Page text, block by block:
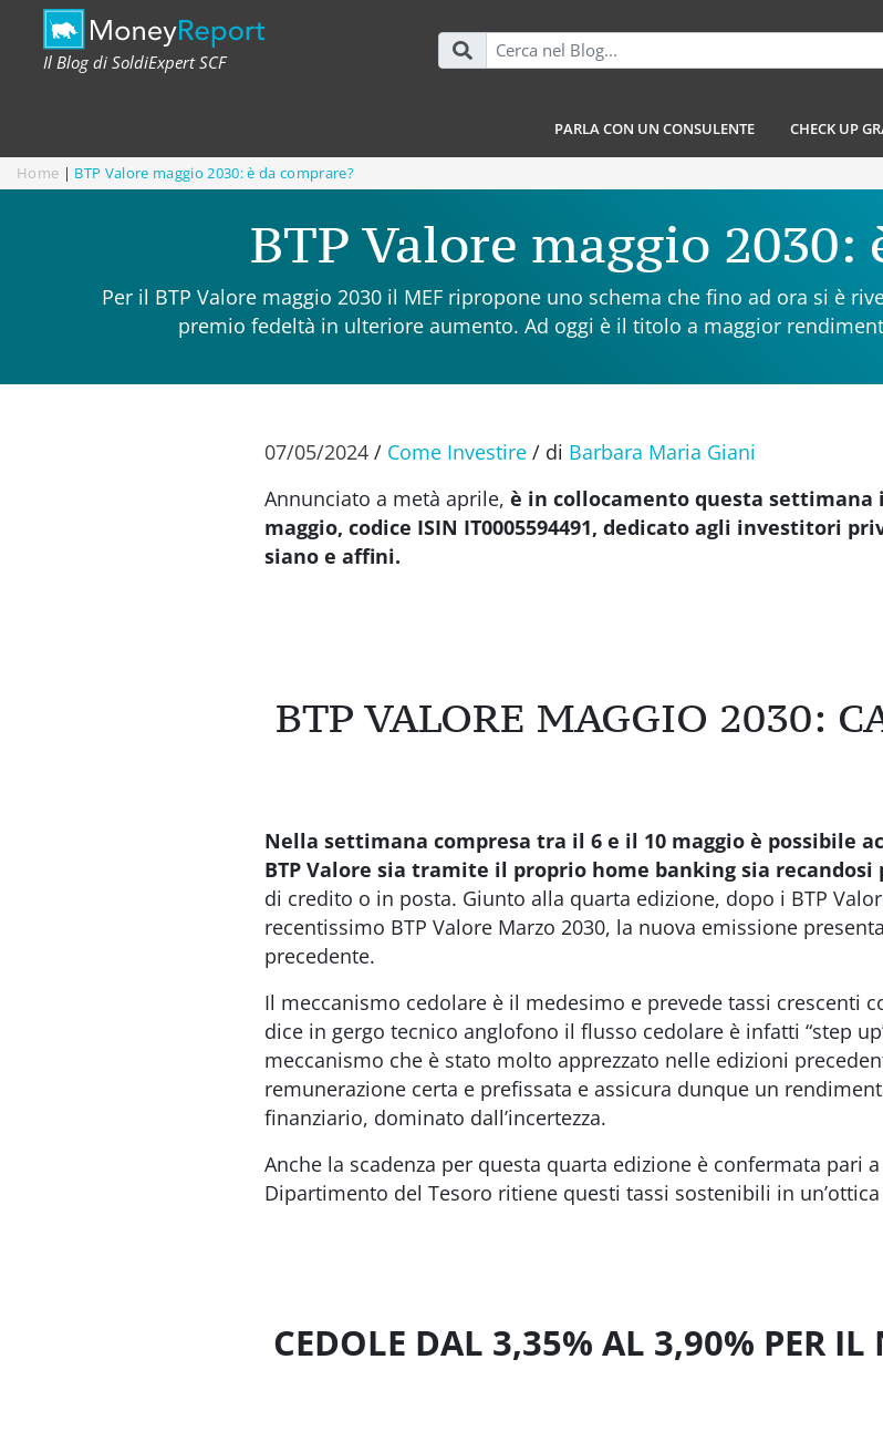
Il Blog di SoldiExpert SCF
PARLA CON UN CONSULENTE CHECK UP
Home | BTP Valore maggio 2030: è da comprare?
BTP Valore maggio 2030:
Per il BTP Valore maggio 2030 il MEF ripropone uno schema che fino ad ora si è
premio fedeltà in ulteriore aumento. Ad oggi è il titolo a maggior
07/05/2024 / Come Investire / di Barbara Maria Giani
Annunciato a metà aprile, è in collocamento questa settimana
maggio, codice ISIN IT0005594491, dedicato agli investitori
siano e affini.
BTP VALORE MAGGIO 2030:
Nella settimana compresa tra il 6 e il 10 maggio è possibile
BTP Valore sia tramite il proprio home banking sia recandosi
di credito o in posta. Giunto alla quarta edizione, dopo i BTP
recentissimo BTP Valore Marzo 2030, la nuova emissione
precedente.
Il meccanismo cedolare è il medesimo e prevede tassi crescenti
dice in gergo tecnico anglofono il flusso cedolare è infatti “step
meccanismo che è stato molto apprezzato nelle edizioni
remunerazione certa e prefissata e assicura dunque un
finanziario, dominato dall’incertezza.
Anche la scadenza per questa quarta edizione è confermata pari
Dipartimento del Tesoro ritiene questi tassi sostenibili in
CEDOLE DAL 3,35% AL 3,90% PER IL